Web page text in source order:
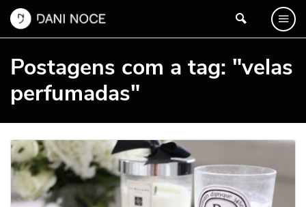
Postagens com a tag: "velas
perfumadas"